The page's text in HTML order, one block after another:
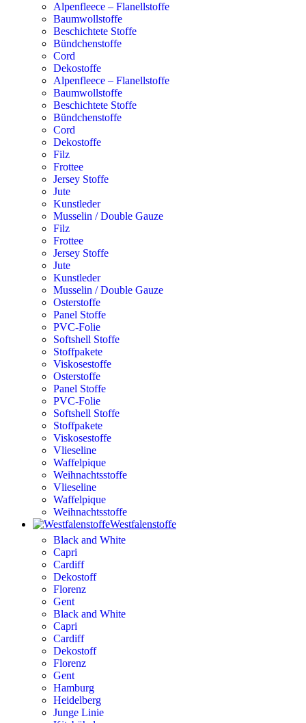
Alpenfleece – Flanellstoffe
Baumwollstoffe
Beschichtete Stoffe
Bündchenstoffe
Cord
Dekostoffe
Alpenfleece – Flanellstoffe
Baumwollstoffe
Beschichtete Stoffe
Bündchenstoffe
Cord
Dekostoffe
Filz
Frottee
Jersey Stoffe
Jute
Kunstleder
Musselin / Double Gauze
Filz
Frottee
Jersey Stoffe
Jute
Kunstleder
Musselin / Double Gauze
Osterstoffe
Panel Stoffe
PVC-Folie
Softshell Stoffe
Stoffpakete
Viskosestoffe
Osterstoffe
Panel Stoffe
PVC-Folie
Softshell Stoffe
Stoffpakete
Viskosestoffe
Vlieseline
Waffelpique
Weihnachtsstoffe
Vlieseline
Waffelpique
Weihnachtsstoffe
Westfalenstoffe
Black and White
Capri
Cardiff
Dekostoff
Florenz
Gent
Black and White
Capri
Cardiff
Dekostoff
Florenz
Gent
Hamburg
Heidelberg
Junge Linie